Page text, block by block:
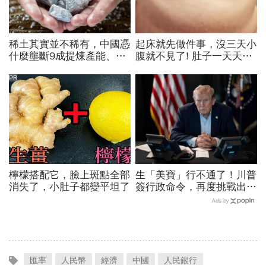
稀土其實並不稀有，中國憑
什麼壟斷9成提煉產能、掐
美中角力下，台灣最該擔心
的事
起床就先做件事，沒三天小
腹就不見了! 肚子一天天變
檸檬搭配它，臉上斑點全部
消失了，小肚子都變平坦了
PR
生「美寶」行不通了！川普
簽行政命令，再度挑戰出生
公民權、打擊生育旅遊：不
Ads by
匯率 人民幣 經濟 中國 人民銀行